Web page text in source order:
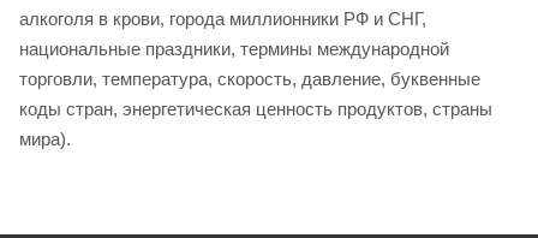
алкоголя в крови, города миллионники РФ и СНГ,
национальные праздники, термины международной
торговли, температура, скорость, давление, буквенные
коды стран, энергетическая ценность продуктов, страны
мира).